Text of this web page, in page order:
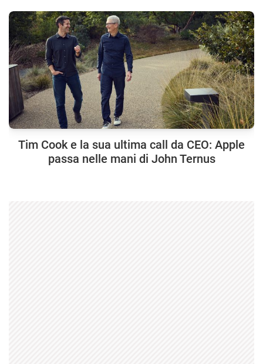
Tim Cook e la sua ultima call da CEO: Apple
passa nelle mani di John Ternus